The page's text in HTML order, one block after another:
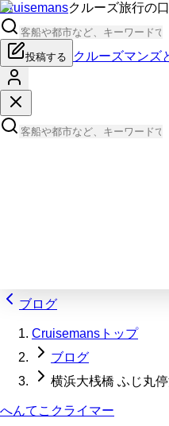
Cruisemansクルーズ旅行の
投稿する クルーズマンズ
ブログ
Cruisemansトップ
ブログ
横浜大桟橋 ふじ丸
へんてこクライマー